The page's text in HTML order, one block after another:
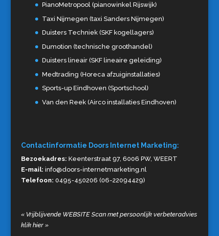
PianoMetropool (pianowinkel Rijswijk)
Taxi Nijmegen (taxi Sanders Nijmegen)
Duisters Techniek (SKF kogellagers)
Dumotion (technische groothandel)
Duisters lineair (SKF lineaire geleiding)
Medtrading (Horeca afzuiginstallaties)
Sports-up Eindhoven (Sportschool)
Van den Reek (Airco installaties Eindhoven)
Contactinformatie Doors Internet Marketing:
Bezoekadres: Keenterstraat 97, 6006 PW, WEERT
E-mail: info@doors-internetmarketing.nl
Telefoon: 0495-450206 (06-22094429)
« Vrijblijvende WEBSITE Scan met persoonlijk verbeteradvies
klik hier»